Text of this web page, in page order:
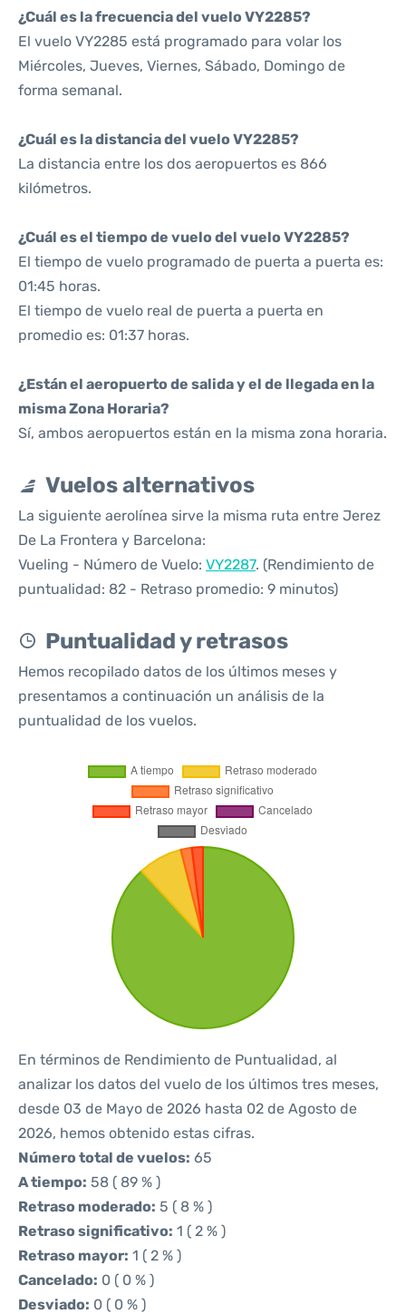
¿Cuál es la frecuencia del vuelo VY2285?
El vuelo VY2285 está programado para volar los
Miércoles, Jueves, Viernes, Sábado, Domingo de
forma semanal.
¿Cuál es la distancia del vuelo VY2285?
La distancia entre los dos aeropuertos es 866
kilómetros.
¿Cuál es el tiempo de vuelo del vuelo VY2285?
El tiempo de vuelo programado de puerta a puerta es:
01:45 horas.
El tiempo de vuelo real de puerta a puerta en
promedio es: 01:37 horas.
¿Están el aeropuerto de salida y el de llegada en la
misma Zona Horaria?
Sí, ambos aeropuertos están en la misma zona horaria.
Vuelos alternativos
La siguiente aerolínea sirve la misma ruta entre Jerez
De La Frontera y Barcelona:
Vueling - Número de Vuelo: VY2287. (Rendimiento de
puntualidad: 82 - Retraso promedio: 9 minutos)
Puntualidad y retrasos
Hemos recopilado datos de los últimos meses y
presentamos a continuación un análisis de la
puntualidad de los vuelos.
En términos de Rendimiento de Puntualidad, al
analizar los datos del vuelo de los últimos tres meses,
desde 03 de Mayo de 2026 hasta 02 de Agosto de
2026, hemos obtenido estas cifras.
Número total de vuelos: 65
A tiempo: 58 ( 89 % )
Retraso moderado: 5 ( 8 % )
Retraso significativo: 1 ( 2 % )
Retraso mayor: 1 ( 2 % )
Cancelado: 0 ( 0 % )
Desviado: 0 ( 0 % )